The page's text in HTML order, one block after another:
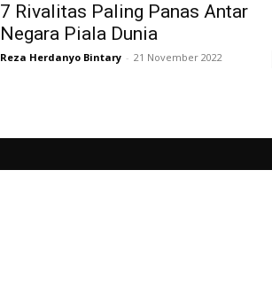
7 Rivalitas Paling Panas Antar
Negara Piala Dunia
Reza Herdanyo Bintary - 21 November 2022